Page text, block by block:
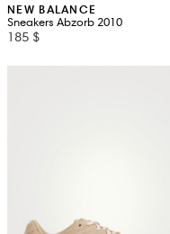
NEW BALANCE
Sneakers Abzorb 2010
185 $